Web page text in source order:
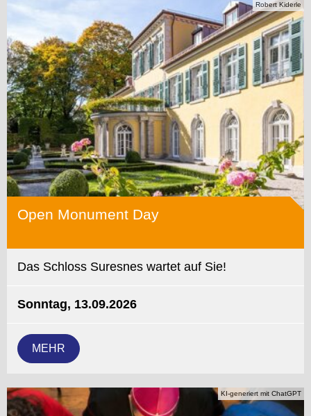
Robert Kiderle
Open Monument Day
Das Schloss Suresnes wartet auf Sie!
Sonntag, 13.09.2026
MEHR
KI-generiert mit ChatGPT